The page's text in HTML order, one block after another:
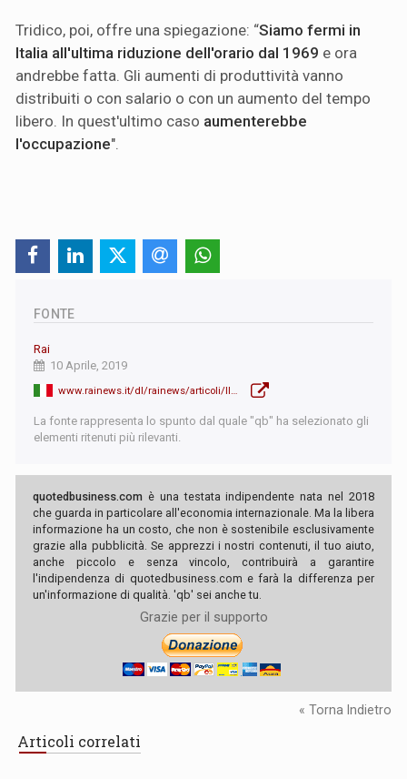
Tridico, poi, offre una spiegazione: “Siamo fermi in
Italia all'ultima riduzione dell'orario dal 1969 e ora
andrebbe fatta. Gli aumenti di produttività vanno
distribuiti o con salario o con un aumento del tempo
libero. In quest'ultimo caso aumenterebbe
l'occupazione".
FONTE
Rai
10 Aprile, 2019
La fonte rappresenta lo spunto dal quale "qb" ha selezionato gli
elementi ritenuti più rilevanti.
quotedbusiness.com è una testata indipendente nata nel 2018
che guarda in particolare all'economia internazionale. Ma la libera
informazione ha un costo, che non è sostenibile esclusivamente
grazie alla pubblicità. Se apprezzi i nostri contenuti, il tuo aiuto,
anche piccolo e senza vincolo, contribuirà a garantire
l'indipendenza di quotedbusiness.com e farà la differenza per
un'informazione di qualità. 'qb' sei anche tu.
Grazie per il supporto
« Torna Indietro
Articoli correlati